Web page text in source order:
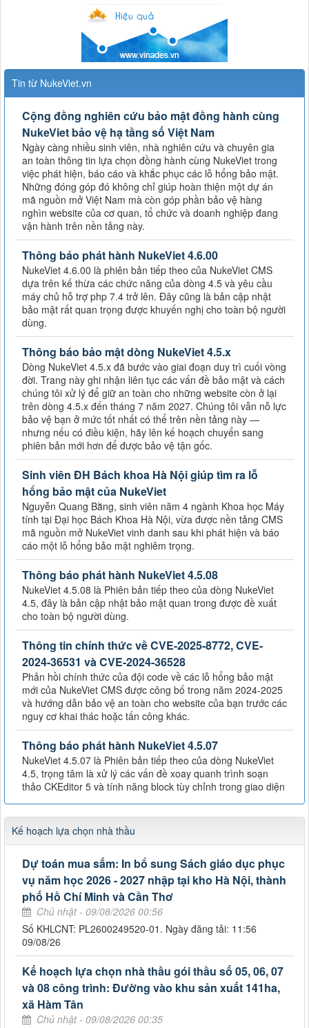
Tin từ NukeViet.vn
Cộng đồng nghiên cứu bảo mật đồng hành cùng
NukeViet bảo vệ hạ tầng số Việt Nam
Ngày càng nhiều sinh viên, nhà nghiên cứu và chuyên gia
an toàn thông tin lựa chọn đồng hành cùng NukeViet trong
việc phát hiện, báo cáo và khắc phục các lỗ hổng bảo mật.
Những đóng góp đó không chỉ giúp hoàn thiện một dự án
mã nguồn mở Việt Nam mà còn góp phần bảo vệ hàng
nghìn website của cơ quan, tổ chức và doanh nghiệp đang
vận hành trên nền tảng này.
Thông báo phát hành NukeViet 4.6.00
NukeViet 4.6.00 là phiên bản tiếp theo của NukeViet CMS
dựa trên kế thừa các chức năng của dòng 4.5 và yêu cầu
máy chủ hỗ trợ php 7.4 trở lên. Đây cũng là bản cập nhật
bảo mật rất quan trọng được khuyến nghị cho toàn bộ người
dùng.
Thông báo bảo mật dòng NukeViet 4.5.x
Dòng NukeViet 4.5.x đã bước vào giai đoạn duy trì cuối vòng
đời. Trang này ghi nhận liên tục các vấn đề bảo mật và cách
chúng tôi xử lý để giữ an toàn cho những website còn ở lại
trên dòng 4.5.x đến tháng 7 năm 2027. Chúng tôi vẫn nỗ lực
bảo vệ bạn ở mức tốt nhất có thể trên nền tảng này —
nhưng nếu có điều kiện, hãy lên kế hoạch chuyển sang
phiên bản mới hơn để được bảo vệ tận gốc.
Sinh viên ĐH Bách khoa Hà Nội giúp tìm ra lỗ
hổng bảo mật của NukeViet
Nguyễn Quang Bằng, sinh viên năm 4 ngành Khoa học Máy
tính tại Đại học Bách Khoa Hà Nội, vừa được nền tảng CMS
mã nguồn mở NukeViet vinh danh sau khi phát hiện và báo
cáo một lỗ hổng bảo mật nghiêm trọng.
Thông báo phát hành NukeViet 4.5.08
NukeViet 4.5.08 là Phiên bản tiếp theo của dòng NukeViet
4.5, đây là bản cập nhật bảo mật quan trong được đề xuất
cho toàn bộ người dùng.
Thông tin chính thức về CVE-2025-8772, CVE-
2024-36531 và CVE-2024-36528
Phản hồi chính thức của đội code về các lỗ hổng bảo mật
mới của NukeViet CMS được công bố trong năm 2024-2025
và hướng dẫn bảo vệ an toàn cho website của bạn trước các
nguy cơ khai thác hoặc tấn công khác.
Thông báo phát hành NukeViet 4.5.07
NukeViet 4.5.07 là Phiên bản tiếp theo của dòng NukeViet
4.5, trọng tâm là xử lý các vấn đề xoay quanh trình soạn
thảo CKEditor 5 và tính năng block tùy chỉnh trong giao diện
Kế hoạch lựa chọn nhà thầu
Dự toán mua sắm: In bổ sung Sách giáo dục phục
vụ năm học 2026 - 2027 nhập tại kho Hà Nội, thành
phố Hồ Chí Minh và Cần Thơ
Chủ nhật - 09/08/2026 00:56
Số KHLCNT: PL2600249520-01. Ngày đăng tải: 11:56
09/08/26
Kế hoạch lựa chọn nhà thầu gói thầu số 05, 06, 07
và 08 công trình: Đường vào khu sản xuất 141ha,
xã Hàm Tân
Chủ nhật - 09/08/2026 00:35